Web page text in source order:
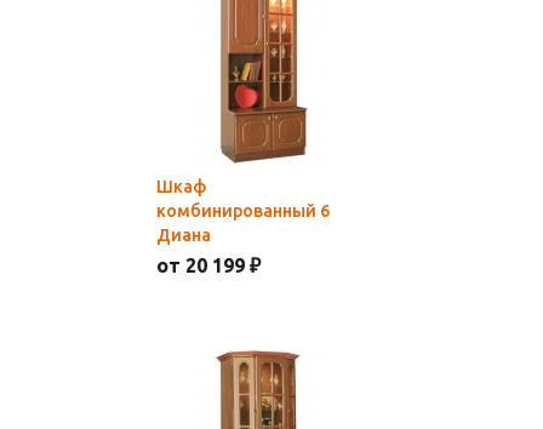
Шкаф
комбинированный 6
Диана
от 20 199 ₽